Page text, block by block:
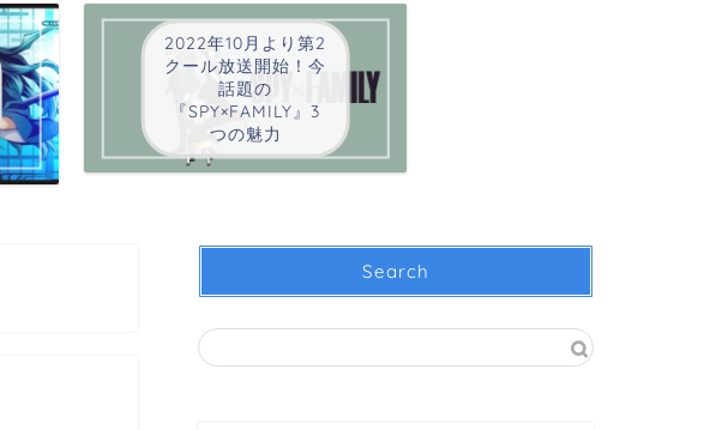
2022年10月より第2
クール放送開始！今
話題の
『SPY×FAMILY』3
つの魅力
Search